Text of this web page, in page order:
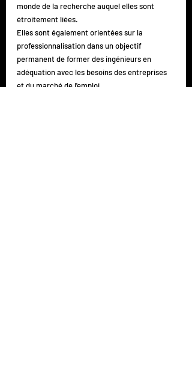
monde de la recherche auquel elles sont
étroitement liées.
Elles sont également orientées sur la
professionnalisation dans un objectif
permanent de former des ingénieurs en
adéquation avec les besoins des entreprises
et du marché de l'emploi.